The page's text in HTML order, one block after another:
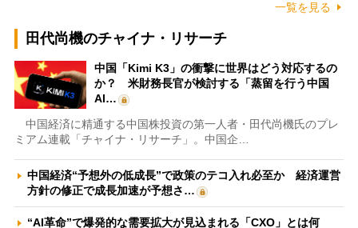
一覧を見る
田代尚機のチャイナ・リサーチ
中国「Kimi K3」の衝撃に世界はどう対応するの
か？ 米財務長官が検討する「蒸留を行う中国
AI…
中国経済に精通する中国株投資の第一人者・田代尚機氏のプレ
ミアム連載「チャイナ・リサーチ」。中国企…
中国経済“予想外の低成長”で政策のテコ入れ必至か 経済運営
方針の修正で成長加速が予想さ…
“AI革命”で爆発的な需要拡大が見込まれる「CXO」とは何